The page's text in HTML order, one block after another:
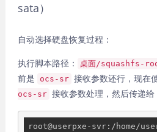
sata）
自动选择硬盘恢复过程：
执行脚本路径： 桌面/squashfs-
前是
ocs-sr 接收参数还行，现在
ocs-sr 接收参数处理，然后传递给
root@userpxe-svr:/home/